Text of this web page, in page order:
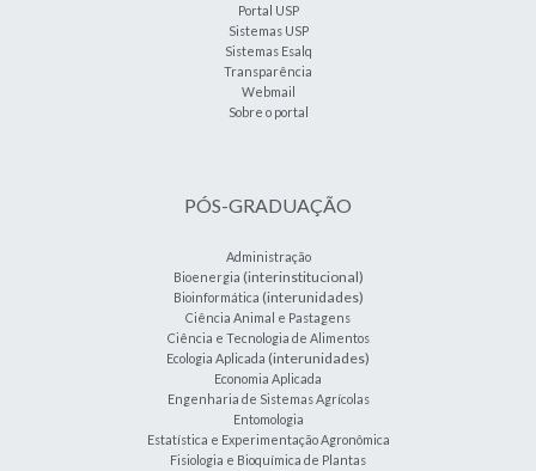
Portal USP
Sistemas USP
Sistemas Esalq
Transparência
Webmail
Sobre o portal
PÓS-GRADUAÇÃO
Administração
Bioenergia (interinstitucional)
Bioinformática (interunidades)
Ciência Animal e Pastagens
Ciência e Tecnologia de Alimentos
Ecologia Aplicada (interunidades)
Economia Aplicada
Engenharia de Sistemas Agrícolas
Entomologia
Estatística e Experimentação Agronômica
Fisiologia e Bioquímica de Plantas